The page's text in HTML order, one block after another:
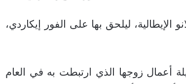
الإيطالية، ليلحق بها على الفور إيكاردي،
أعمال زوجها الذي ارتبطت به في العام